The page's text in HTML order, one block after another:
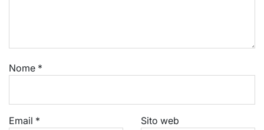
Nome *
Email * Sito web